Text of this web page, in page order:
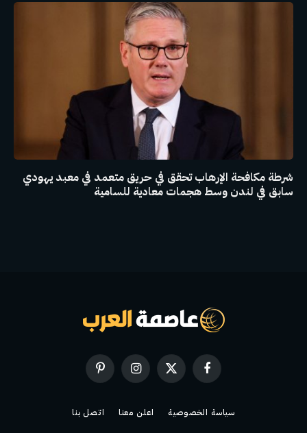
شرطة مكافحة الإرهاب تحقق في حريق متعمد في معبد يهودي
سابق في لندن وسط هجمات معادية للسامية
فيسبوك
X
(Twitter)
الانستغرامبينتيريست
سياسة الخصوصية اعلن معنا اتصل بنا